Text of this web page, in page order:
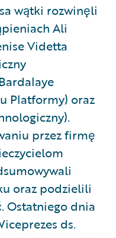
wątki rozwinęli
Ali
Videtta
Platformy) oraz
przez firmę
oraz podzielili
Ostatniego dnia
ds.